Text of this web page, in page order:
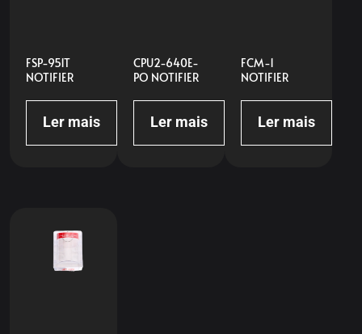
FSP-951T
NOTIFIER
Ler mais
CPU2-640E-
PO NOTIFIER
Ler mais
FCM-1
NOTIFIER
Ler mais